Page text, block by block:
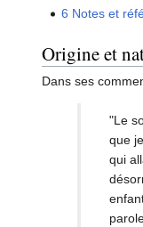
6 Notes et
Origine et
Dans ses
"Le
que
qui